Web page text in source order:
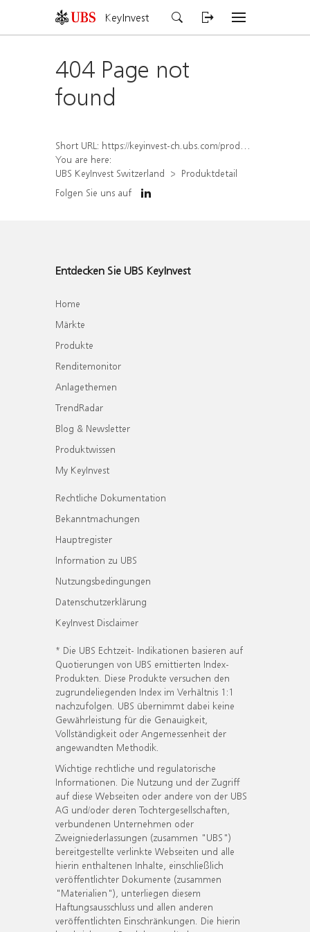
KeyInvest
404 Page not
found
Short URL: https://keyinvest-ch.ubs.com/produkt/detail/index/isin/CH1578391042
You are here:
UBS KeyInvest Switzerland
Produktdetail
Folgen Sie uns auf
Entdecken Sie UBS KeyInvest
Home
Märkte
Produkte
Renditemonitor
Anlagethemen
TrendRadar
Blog & Newsletter
Produktwissen
My KeyInvest
Rechtliche Dokumentation
Bekanntmachungen
Hauptregister
Information zu UBS
Nutzungsbedingungen
Datenschutzerklärung
KeyInvest Disclaimer
* Die UBS Echtzeit- Indikationen basieren auf
Quotierungen von UBS emittierten Index-
Produkten. Diese Produkte versuchen den
zugrundeliegenden Index im Verhältnis 1:1
nachzufolgen. UBS übernimmt dabei keine
Gewährleistung für die Genauigkeit,
Vollständigkeit oder Angemessenheit der
angewandten Methodik.
Wichtige rechtliche und regulatorische
Informationen. Die Nutzung und der Zugriff
auf diese Webseiten oder andere von der UBS
AG und/oder deren Tochtergesellschaften,
verbundenen Unternehmen oder
Zweigniederlassungen (zusammen "UBS")
bereitgestellte verlinkte Webseiten und alle
hierin enthaltenen Inhalte, einschließlich
veröffentlichter Dokumente (zusammen
"Materialien"), unterliegen diesem
Haftungsausschluss und allen anderen
veröffentlichten Einschränkungen. Die hierin